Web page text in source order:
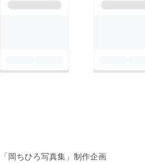
岡ちひろ写真集」制作企画